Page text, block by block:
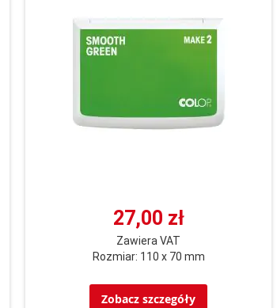
27,00 zł
Zawiera VAT
Rozmiar: 110 x 70 mm
Zobacz szczegóły